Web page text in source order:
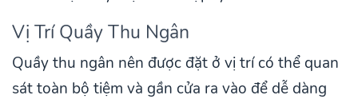
Vị Trí Quầy Thu Ngân
Quầy thu ngân nên được đặt ở vị trí có thể quan
sát toàn bộ tiệm và gần cửa ra vào để dễ dàng